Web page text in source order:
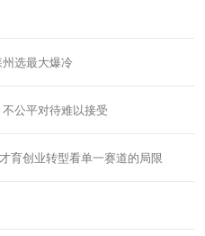
选最大爆冷
公平对待难以接受
育创业转型看单一赛道的局限